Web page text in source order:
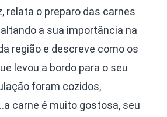
relata o preparo das carnes
a sua importância na
região e descreve como os
levou a bordo para o seu
foram cozidos,
carne é muito gostosa, seu